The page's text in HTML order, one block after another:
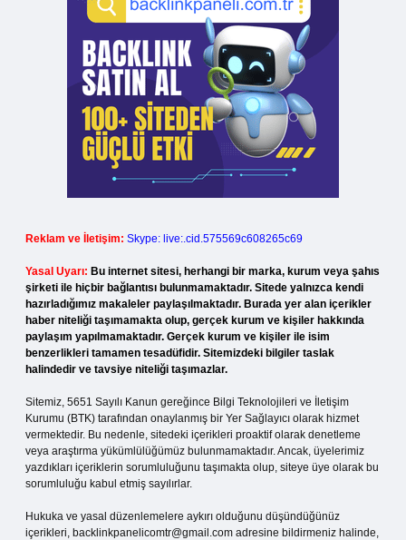
Reklam ve İletişim: Skype: live:.cid.575569c608265c69
Yasal Uyarı: Bu internet sitesi, herhangi bir marka, kurum veya şahıs
şirketi ile hiçbir bağlantısı bulunmamaktadır. Sitede yalnızca kendi
hazırladığımız makaleler paylaşılmaktadır. Burada yer alan içerikler
haber niteliği taşımamakta olup, gerçek kurum ve kişiler hakkında
paylaşım yapılmamaktadır. Gerçek kurum ve kişiler ile isim
benzerlikleri tamamen tesadüfidir. Sitemizdeki bilgiler taslak
halindedir ve tavsiye niteliği taşımazlar.
Sitemiz, 5651 Sayılı Kanun gereğince Bilgi Teknolojileri ve İletişim
Kurumu (BTK) tarafından onaylanmış bir Yer Sağlayıcı olarak hizmet
vermektedir. Bu nedenle, sitedeki içerikleri proaktif olarak denetleme
veya araştırma yükümlülüğümüz bulunmamaktadır. Ancak, üyelerimiz
yazdıkları içeriklerin sorumluluğunu taşımakta olup, siteye üye olarak bu
sorumluluğu kabul etmiş sayılırlar.
Hukuka ve yasal düzenlemelere aykırı olduğunu düşündüğünüz
içerikleri, backlinkpanelicomtr@gmail.com adresine bildirmeniz halinde,